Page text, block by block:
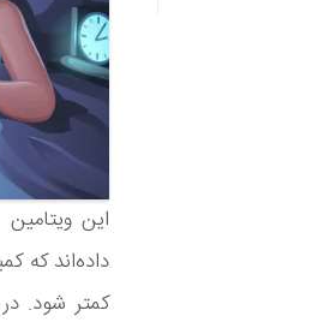
این
داده‌اند که
کمتر شود.